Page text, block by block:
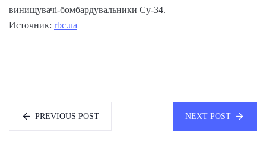
винищувачі-бомбардувальники Су-34.
Источник: rbc.ua
PREVIOUS POST NEXT POST